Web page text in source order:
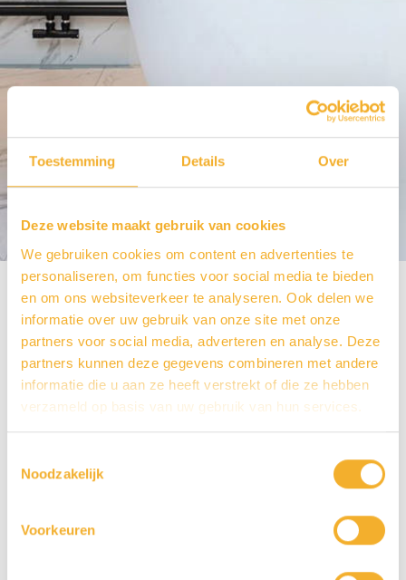
Toestemming Details Over
Deze website maakt gebruik van cookies
We gebruiken cookies om content en advertenties te
personaliseren, om functies voor social media te bieden
en om ons websiteverkeer te analyseren. Ook delen we
informatie over uw gebruik van onze site met onze
partners voor social media, adverteren en analyse. Deze
partners kunnen deze gegevens combineren met andere
informatie die u aan ze heeft verstrekt of die ze hebben
verzameld op basis van uw gebruik van hun services.
Noodzakelijk
Voorkeuren
Luca sanitair
Home Producten LUVA1329